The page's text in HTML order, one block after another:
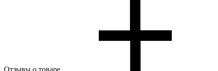
Отзывы о товаре